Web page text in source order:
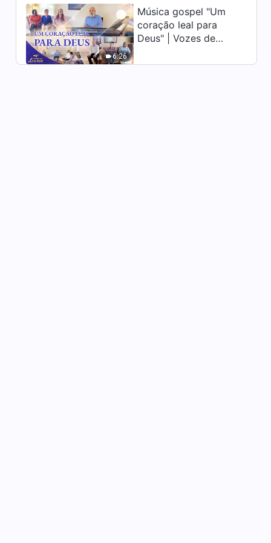
41:03
honestidade"
Testemunho da Vida da Igreja
"Por que não ousei
6:26
Música gospel "Um
coração leal para
Deus" | Vozes de